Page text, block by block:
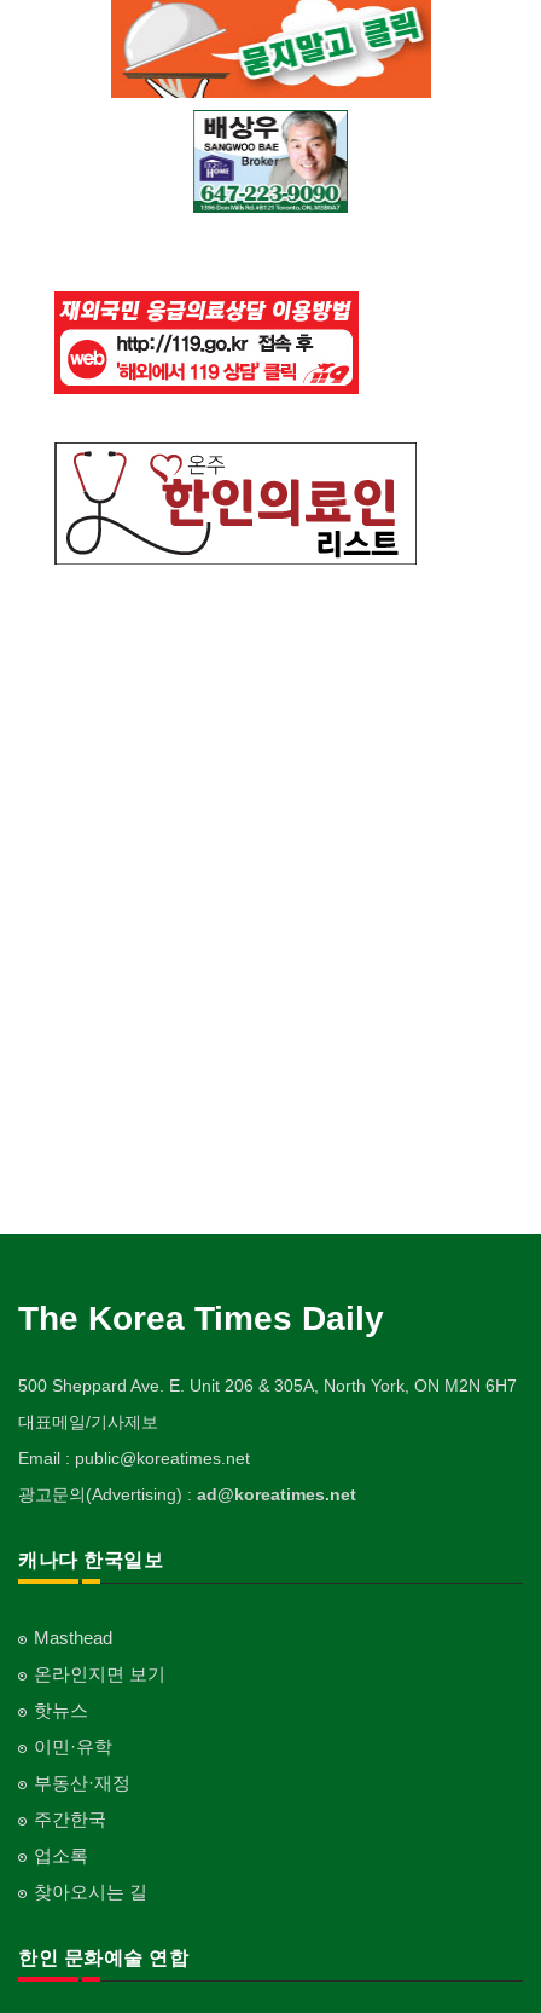
The Korea Times Daily
500 Sheppard Ave. E. Unit 206 & 305A, North York, ON M2N 6H7
대표메일/기사제보
Email : public@koreatimes.net
광고문의(Advertising) : ad@koreatimes.net
캐나다 한국일보
Masthead
온라인지면 보기
핫뉴스
이민·유학
부동산·재정
주간한국
업소록
찾아오시는 길
한인 문화예술 연합